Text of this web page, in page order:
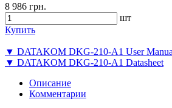
8 986 грн.
шт
Купить
▼ DATAKOM DKG-210-A1 User
▼ DATAKOM DKG-210-A1 Datasheet
Описание
Комментарии